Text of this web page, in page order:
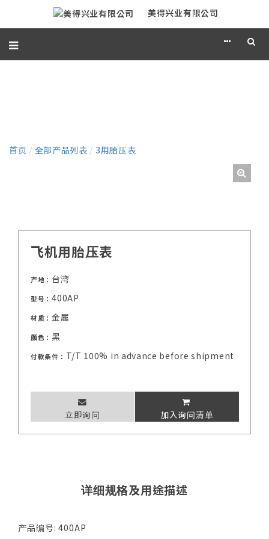
美得兴业有限公司
首页 / 全部产品列表 / 3用胎压表
飞机用胎压表
产地： 台湾
型号：400AP
材质：金属
颜色：黑
付款条件： T/T 100% in advance before shipment
立即询问 加入询问清单
详细规格及用途描述
产品编号: 400AP